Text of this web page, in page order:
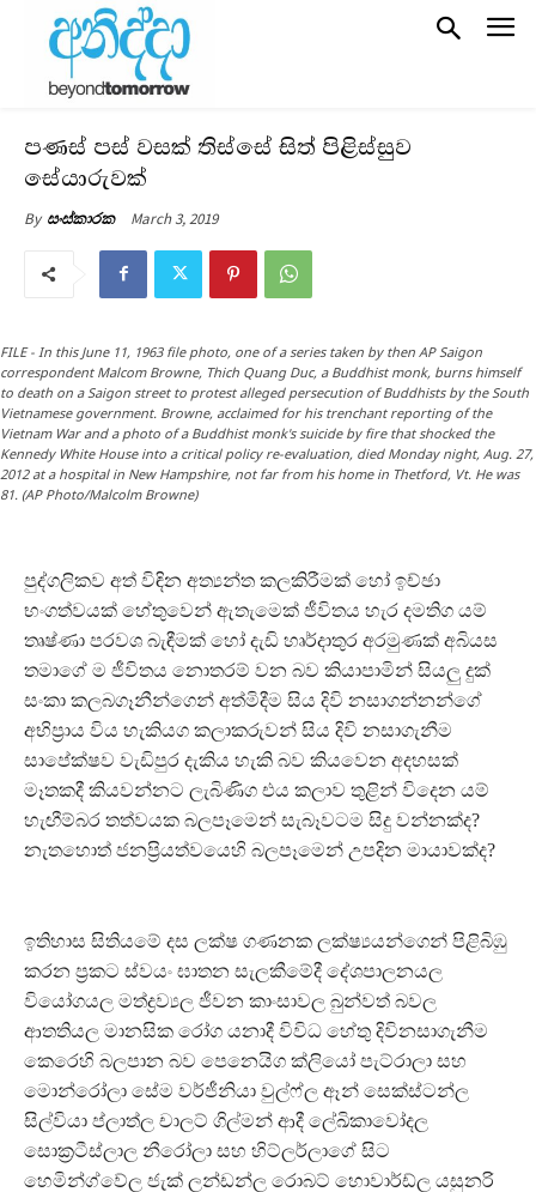
පණස් පස් වසක් තිස්සේ සිත් පිළිස්සුව
සේයාරුවක්
By සංස්කාරක March 3, 2019
FILE - In this June 11, 1963 file photo, one of a series taken by then AP Saigon
correspondent Malcom Browne, Thich Quang Duc, a Buddhist monk, burns himself
to death on a Saigon street to protest alleged persecution of Buddhists by the South
Vietnamese government. Browne, acclaimed for his trenchant reporting of the
Vietnam War and a photo of a Buddhist monk's suicide by fire that shocked the
Kennedy White House into a critical policy re-evaluation, died Monday night, Aug. 27,
2012 at a hospital in New Hampshire, not far from his home in Thetford, Vt. He was
81. (AP Photo/Malcolm Browne)
පුද්ගලිකව අත් විඳින අත්‍යන්ත කලකිරීමක් හෝ ඉච්ඡා
භංගත්වයක් හේතුවෙන් ඇතැමෙක් ජීවිතය හැර දමතිග යම්
තෘෂ්ණා පරවශ බැඳීමක් හෝ දැඩි හෘර්දාතුර අරමුණක් අබියස
තමාගේ ම ජීවිතය නොතරම් වන බව කියාපාමින් සියලු දුක්
සංකා කලබගෑනීන්ගෙන් අත්මිදීම සිය දිවි නසාගන්නන්ගේ
අභිප්‍රාය විය හැකියග කලාකරුවන් සිය දිවි නසාගැනීම
සාපේක්ෂව වැඩිපුර දැකිය හැකි බව කියවෙන අදහසක්
මෑතකදී කියවන්නට ලැබිණිග එය කලාව තුළින් විදෙන යම්
හැඟීම්බර තත්වයක බලපෑමෙන් සැබෑවටම සිදු වන්නක්ද?
නැතහොත් ජනප්‍රියත්වයෙහි බලපෑමෙන් උපදින මායාවක්ද?
ඉතිහාස සිතියමේ දස ලක්ෂ ගණනක ලක්ෂ්‍යයන්ගෙන් පිළිබිඹු
කරන ප්‍රකට ස්වයං ඝාතන සැලකීමේදී දේශපාලනයල
වියෝගයල මත්ද්‍රව්‍යල ජීවන කාංසාවල බුන්වත් බවල
ආතතියල මානසික රෝග යනාදී විවිධ හේතු දිවිනසාගැනීම
කෙරෙහි බලපාන බව පෙනෙයිග ක්ලියෝ පැට්රාලා සහ
මොන්රෝලා සේම වර්ජීනියා වුල්ෆ්ල ඈන් සෙක්ස්ටන්ල
සිල්වියා ප්ලාත්ල චාලට් ගිල්මන් ආදී ලේඛිකාවෝදල
සොක්‍රටීස්ලාල නීරෝලා සහ හිට්ලර්ලාගේ සිට
හෙමින්ග්වේල ජැක් ලන්ඩන්ල රොබට් හොවාර්ඩ්ල යසුනරි